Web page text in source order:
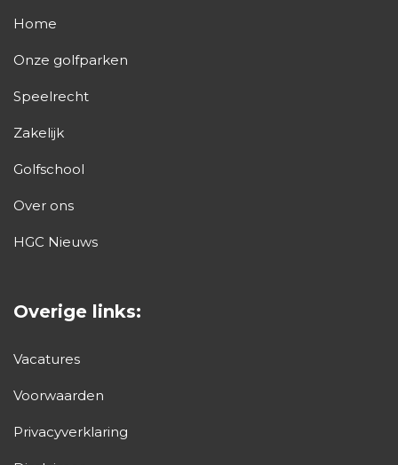
Home
Onze golfparken
Speelrecht
Zakelijk
Golfschool
Over ons
HGC Nieuws
Overige links:
Vacatures
Voorwaarden
Privacyverklaring